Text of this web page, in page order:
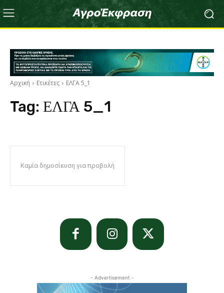
Αρχική Ετικέτες ΕΛΓΑ 5_1
Tag: ΕΛΓΑ 5_1
Καμία δημοσίευση για προβολή
- Advertisement -